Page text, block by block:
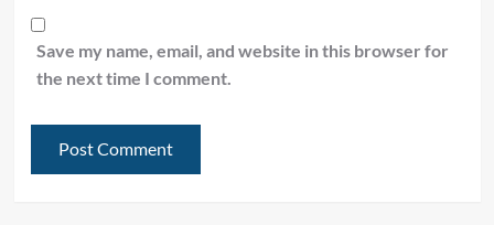
Save my name, email, and website in this browser for
the next time I comment.